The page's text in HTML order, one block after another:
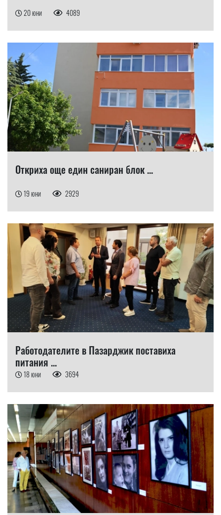
20 юни 4089
Откриха още един саниран блок ...
19 юни 2929
Работодателите в Пазарджик поставиха
питания ...
18 юни 3694